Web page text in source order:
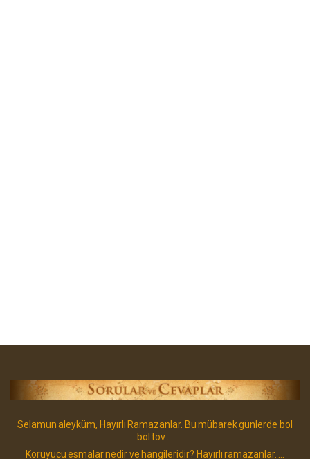
Selamun aleyküm, Hayırlı Ramazanlar. Bu mübarek günlerde bol
bol töv ...
Koruyucu esmalar nedir ve hangileridir? Hayırlı ramazanlar. ...